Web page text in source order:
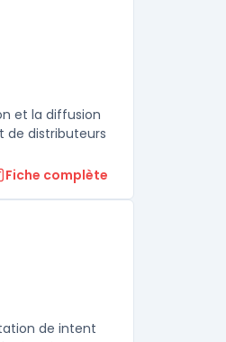
et la diffusion
de distributeurs
Fiche complète
de intent